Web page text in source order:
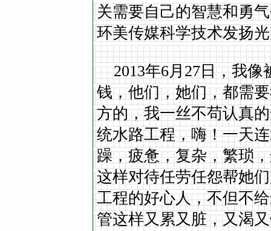
关需要自己的智慧和勇
环美传媒科学技术发扬
2013年6月27日，我像
钱，他们，她们，都需
方的，我一丝不苟认真
统水路工程，嗨！一天
躁，疲惫，复杂，繁琐
这样对待任劳任怨帮她
工程的好心人，不但不
管这样又累又脏，又渴